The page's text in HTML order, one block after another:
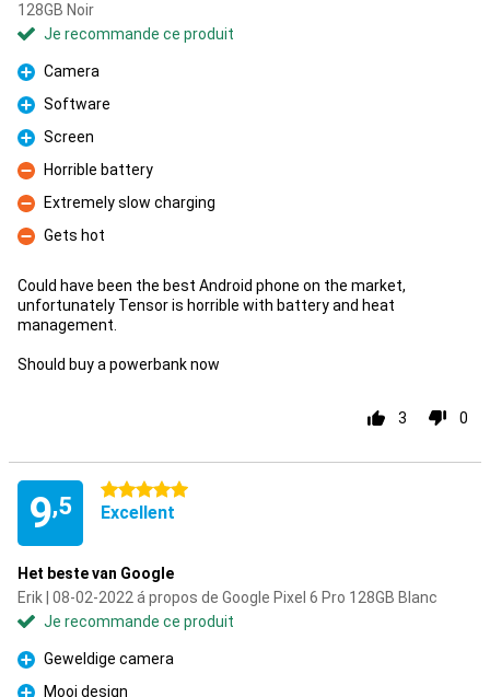
128GB Noir
Je recommande ce produit
Pour
Camera
Pour
Software
Pour
Screen
Contre
Horrible battery
Contre
Extremely slow charging
Contre
Gets hot
Could have been the best Android phone on the market,
unfortunately Tensor is horrible with battery and heat
management.
Should buy a powerbank now
3 0
9,5
5 étoiles
Excellent
Het beste van Google
Erik | 08-02-2022 á propos de Google Pixel 6 Pro 128GB Blanc
Je recommande ce produit
Pour
Geweldige camera
Mooi design